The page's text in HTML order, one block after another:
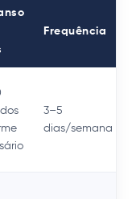
Frequência
3–5
dias/semana